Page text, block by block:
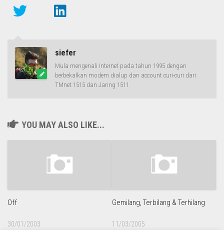
siefer
Mula mengenali Internet pada tahun 1995 dengan
berbekalkan modem dialup dan account curi-curi dari
TMnet 1515 dan Jaring 1511.
YOU MAY ALSO LIKE...
Off
30/01/2003
Gemilang, Terbilang & Terhilang
11/03/2005